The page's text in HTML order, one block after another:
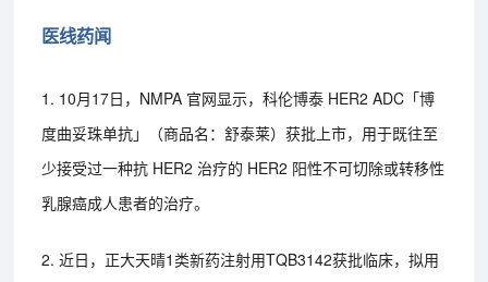
医线药闻
1. 10月17日，NMPA 官网显示，科伦博泰 HER2 ADC「博
度曲妥珠单抗」（商品名：舒泰莱）获批上市，用于既往至
少接受过一种抗 HER2 治疗的 HER2 阳性不可切除或转移性
乳腺癌成人患者的治疗。
2. 近日，正大天晴1类新药注射用TQB3142获批临床，拟用